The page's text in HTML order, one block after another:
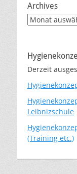
Archives
Archives
Derzeit
Leibnizschule
(Training etc.)